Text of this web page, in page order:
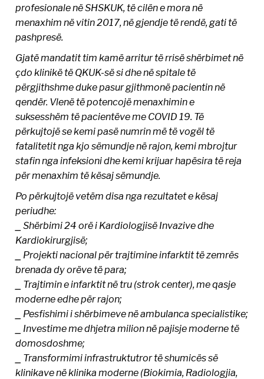
profesionale në SHSKUK, të cilën e mora në
menaxhim në vitin 2017, në gjendje të rendë, gati të
pashpresë.
Gjatë mandatit tim kamë arritur të rrisë shërbimet në
çdo klinikë të QKUK-së si dhe në spitale të
përgjithshme duke pasur gjithmonë pacientin në
qendër. Vlenë të potencojë menaxhimin e
suksesshëm të pacientëve me COVID 19. Të
përkujtojë se kemi pasë numrin më të vogël të
fatalitetit nga kjo sëmundje në rajon, kemi mbrojtur
stafin nga infeksioni dhe kemi krijuar hapësira të reja
për menaxhim të kësaj sëmundje.
Po përkujtojë vetëm disa nga rezultatet e kësaj
periudhe:
⎯ Shërbimi 24 orë i Kardiologjisë Invazive dhe
Kardiokirurgjisë;
⎯ Projekti nacional për trajtimine infarktit të zemrës
brenada dy orëve të para;
⎯ Trajtimin e infarktit në tru (strok center), me qasje
moderne edhe për rajon;
⎯ Pesfishimi i shërbimeve në ambulanca specialistike;
⎯ Investime me dhjetra milion në pajisje moderne të
domosdoshme;
⎯ Transformimi infrastruktutror të shumicës së
klinikave në klinika moderne (Biokimia, Radiologjia,